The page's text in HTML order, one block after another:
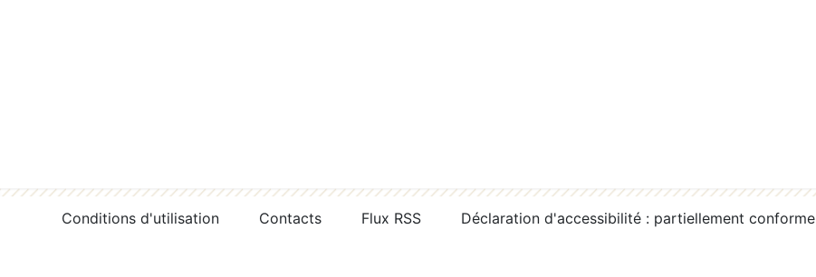
Conditions d'utilisation Contacts Flux RSS Déclaration d'accessibilité : partiellement conforme